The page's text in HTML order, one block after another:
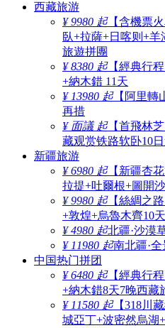
西藏旅游
¥ 9980 起【含機票
臥+拉薩+日喀则+
旅遊拼團
¥ 8380 起【經典行
+納木錯 11天
¥ 13980 起【阿里轉
再措
¥ 面議 起【首飛林
藏观赏铁路软卧10日
新疆旅游
¥ 6980 起【新疆杏
拉提+吐爾根+圖開
¥ 9980 起【絲綢之
+敦煌+烏魯木齊10
¥ 4980 起北疆·沙漠
¥ 11980 起南北疆·
中国热门拼团
¥ 6480 起【經典行
+納木錯8天7晚西藏
¥ 11580 起【318川
城亞丁+波密然烏湖